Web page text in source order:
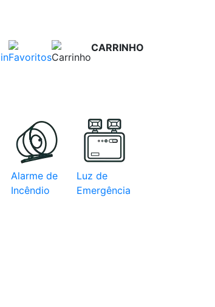
CARRINHO
Alarme de
Incêndio
Luz de
Emergência